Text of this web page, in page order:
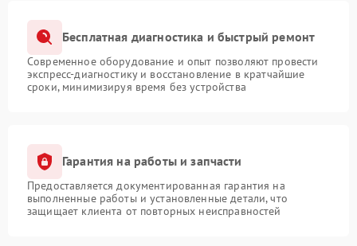
Бесплатная диагностика и быстрый ремонт
Современное оборудование и опыт позволяют провести
экспресс-диагностику и восстановление в кратчайшие
сроки, минимизируя время без устройства
Гарантия на работы и запчасти
Предоставляется документированная гарантия на
выполненные работы и установленные детали, что
защищает клиента от повторных неисправностей